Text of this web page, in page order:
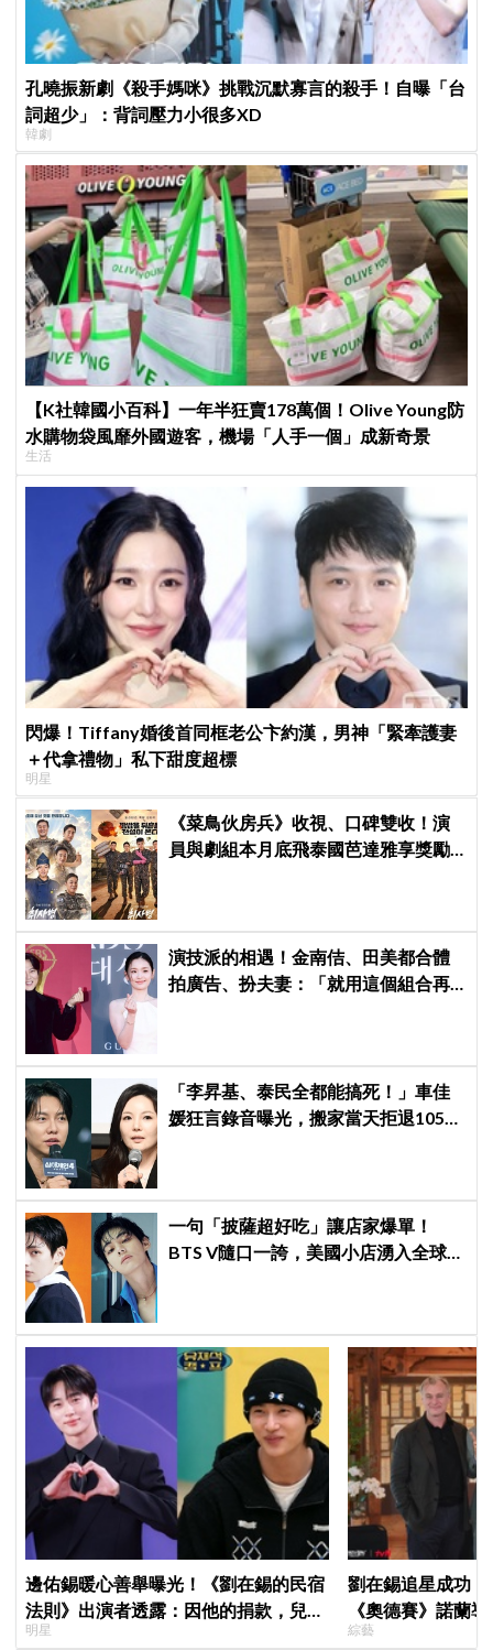
孔曉振新劇《殺手媽咪》挑戰沉默寡言的殺手！自曝「台
詞超少」：背詞壓力小很多XD
韓劇
【K社韓國小百科】一年半狂賣178萬個！Olive Young防
水購物袋風靡外國遊客，機場「人手一個」成新奇景
生活
閃爆！Tiffany婚後首同框老公卞約漢，男神「緊牽護妻
＋代拿禮物」私下甜度超標
明星
《菜鳥伙房兵》收視、口碑雙收！演
員與劇組本月底飛泰國芭達雅享獎勵
演技派的相遇！金南佶、田美都合體
拍廣告、扮夫妻：「就用這個組合再
「李昇基、泰民全都能搞死！」車佳
媛狂言錄音曝光，搬家當天拒退105億
一句「披薩超好吃」讓店家爆單！
BTS V隨口一誇，美國小店湧入全球
邊佑錫暖心善舉曝光！《劉在錫的民宿
法則》出演者透露：因他的捐款，兒童
患者順利完成治療
明星
劉在錫追星成功
《奧德賽》諾蘭
比YA幸福笑容藏
綜藝